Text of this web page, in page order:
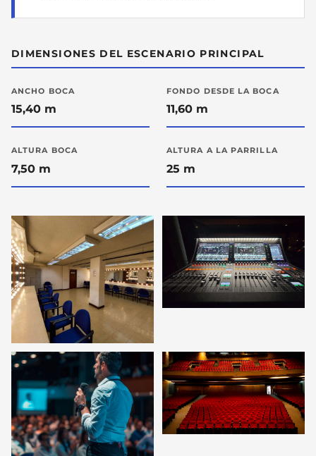
DIMENSIONES DEL ESCENARIO PRINCIPAL
ANCHO BOCA
15,40 m
FONDO DESDE LA BOCA
11,60 m
ALTURA BOCA
7,50 m
ALTURA A LA PARRILLA
25 m